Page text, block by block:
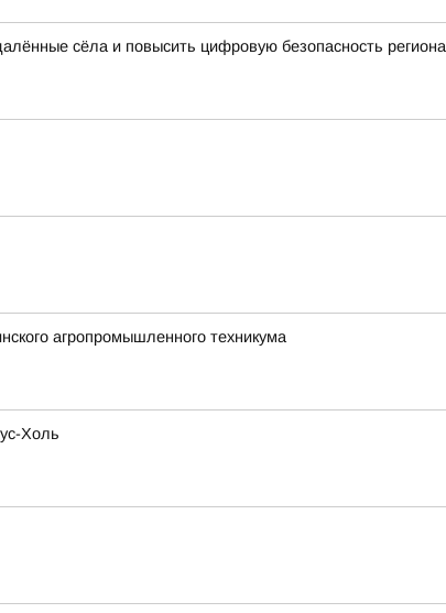
сёла и повысить цифровую безопасность региона
агропромышленного техникума
Холь